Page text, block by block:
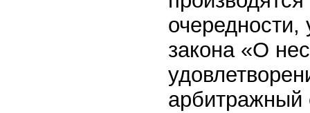
очередности,
закона «О
арбитражный